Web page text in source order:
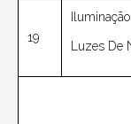
19
Luzes De